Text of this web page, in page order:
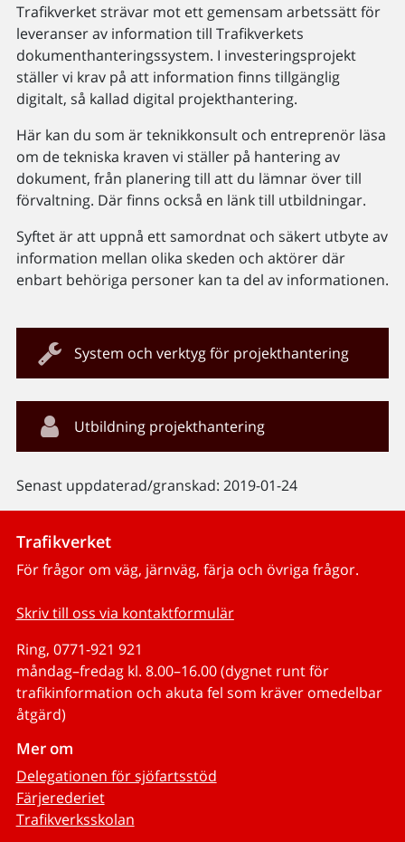
Trafikverket strävar mot ett gemensam arbetssätt för
leveranser av information till Trafikverkets
dokumenthanteringssystem. I investeringsprojekt
ställer vi krav på att information finns tillgänglig
digitalt, så kallad digital projekthantering.
Här kan du som är teknikkonsult och entreprenör läsa
om de tekniska kraven vi ställer på hantering av
dokument, från planering till att du lämnar över till
förvaltning. Där finns också en länk till utbildningar.
Syftet är att uppnå ett samordnat och säkert utbyte av
information mellan olika skeden och aktörer där
enbart behöriga personer kan ta del av informationen.
System och verktyg för projekthantering
Utbildning projekthantering
Senast uppdaterad/granskad: 2019-01-24
Trafikverket
För frågor om väg, järnväg, färja och övriga frågor.
Skriv till oss via kontaktformulär
Ring, 0771-921 921
måndag–fredag kl. 8.00–16.00 (dygnet runt för
trafikinformation och akuta fel som kräver omedelbar
åtgärd)
Mer om
Delegationen för sjöfartsstöd
Färjerederiet
Trafikverksskolan